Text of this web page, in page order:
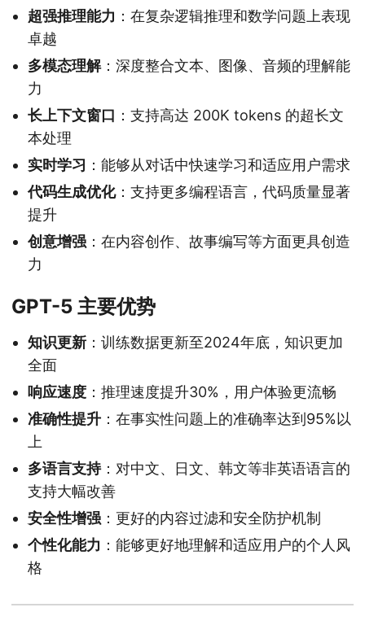
超强推理能力 ：在复杂逻辑推理和数学问题上表现
卓越
多模态理解：深度整合文本、图像、音频的理解能
力
长上下文窗口 ：支持高达 200K tokens 的超长文
本处理
实时学习 ：能够从对话中快速学习和适应用户需求
代码生成优化：支持更多编程语言，代码质量显著
提升
创意增强 ：在内容创作、故事编写等方面更具创造
力
GPT-5 主要优势
知识更新 ：训练数据更新至2024年底，知识更加
全面
响应速度 ：推理速度提升30%，用户体验更流畅
准确性提升 ：在事实性问题上的准确率达到95%以
上
多语言支持：对中文、日文、韩文等非英语语言的
支持大幅改善
安全性增强 ：更好的内容过滤和安全防护机制
个性化能力 ：能够更好地理解和适应用户的个人风
格